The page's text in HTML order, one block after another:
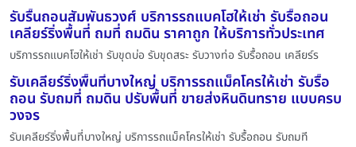
รับรื้นถอนสัมพันธวงศ์ บริการรถแบคโฮให้เช่า รับรื้อถอน
เคลียร์ริ่งพื้นที่ ถมที่ ถมดิน ราคาถูก ให้บริการทั่วประเทศ
บริการรถแบคโฮให้เช่า รับขุดบ่อ รับขุดสระ รับวางท่อ รับรื้อถอน เคลียร์ร
รับเคลียร์ริ่งพื้นที่บางใหญ่ บริการรถแม็คโครให้เช่า รับรื้อ
ถอน รับถมที่ ถมดิน ปรับพื้นที่ ขายส่งหินดินทราย แบบครบ
วงจร
รับเคลียร์ริ่งพื้นที่บางใหญ่ บริการรถแม็คโครให้เช่า รับรื้อถอน รับถมที